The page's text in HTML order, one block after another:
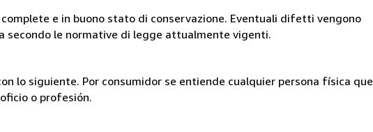
e in buono stato di conservazione. Eventuali difetti vengono
secondo le normative di legge attualmente vigenti.
lo siguiente. Por consumidor se entiende cualquier persona física que
o profesión.